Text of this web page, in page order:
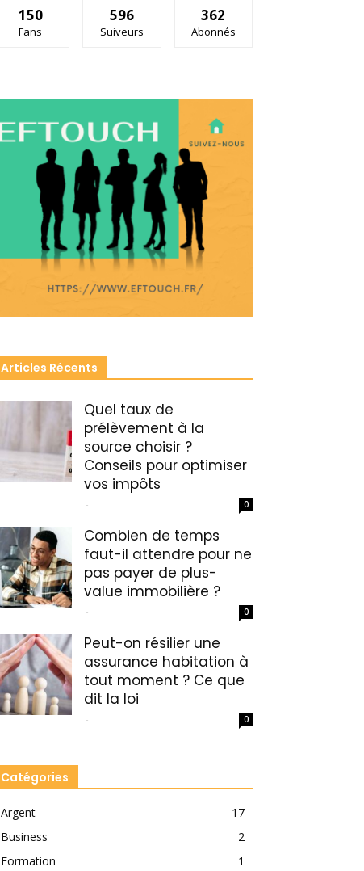
150
Fans
596
Suiveurs
362
Abonnés
Articles Récents
Quel taux de
prélèvement à la
source choisir ?
Conseils pour optimiser
vos impôts
- 0
Combien de temps
faut-il attendre pour ne
pas payer de plus-
value immobilière ?
- 0
Peut-on résilier une
assurance habitation à
tout moment ? Ce que
dit la loi
- 0
Catégories
Argent
17
Business
2
Formation
1